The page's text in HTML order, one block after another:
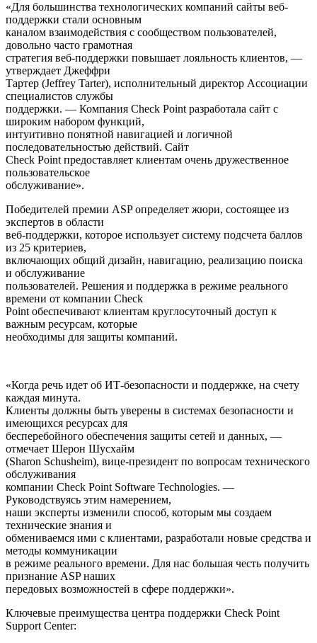
«Для большинства технологических компаний сайты веб-
поддержки стали основным
каналом взаимодействия с сообществом пользователей,
довольно часто грамотная
стратегия веб-поддержки повышает лояльность клиентов, —
утверждает Джеффри
Тартер (Jeffrey Tarter), исполнительный директор Ассоциации
специалистов службы
поддержки. — Компания Check Point разработала сайт с
широким набором функций,
интуитивно понятной навигацией и логичной
последовательностью действий. Сайт
Check Point предоставляет клиентам очень дружественное
пользовательское
обслуживание».
Победителей премии ASP определяет жюри, состоящее из
экспертов в области
веб-поддержки, которое использует систему подсчета баллов
из 25 критериев,
включающих общий дизайн, навигацию, реализацию поиска
и обслуживание
пользователей. Решения и поддержка в режиме реального
времени от компании Check
Point обеспечивают клиентам круглосуточный доступ к
важным ресурсам, которые
необходимы для защиты компаний.
«Когда речь идет об ИТ-безопасности и поддержке, на счету
каждая минута.
Клиенты должны быть уверены в системах безопасности и
имеющихся ресурсах для
бесперебойного обеспечения защиты сетей и данных, —
отмечает Шерон Шусхайм
(Sharon Schusheim), вице-президент по вопросам технического
обслуживания
компании Check Point Software Technologies. —
Руководствуясь этим намерением,
наши эксперты изменили способ, которым мы создаем
технические знания и
обмениваемся ими с клиентами, разработали новые средства и
методы коммуникации
в режиме реального времени. Для нас большая честь получить
признание ASP наших
передовых возможностей в сфере поддержки».
Ключевые преимущества центра поддержки Check Point
Support Center: